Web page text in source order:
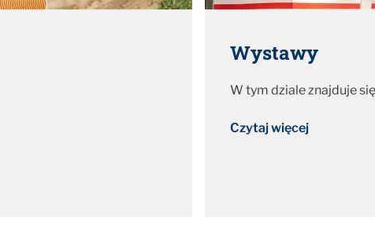
Wystawy
W tym dziale znajduje
Czytaj więcej